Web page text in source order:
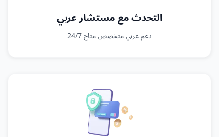
التحدث مع مستشار عربي
دعم عربي متخصص متاح 24/7